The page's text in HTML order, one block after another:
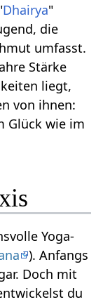
Dhairya"
die
umfasst.
Stärke
liegt,
von ihnen:
Glück wie im
Yoga-
). Anfangs
Doch mit
du